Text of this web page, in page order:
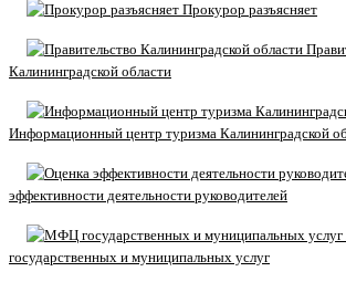
Прокурор разъясняет
Калининградской области
Информационный центр туризма Калининградской
эффективности деятельности руководителей
государственных и муниципальных услуг